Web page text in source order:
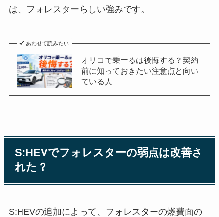
は、フォレスターらしい強みです。
あわせて読みたい
オリコで乗ーるは後悔する？契約
前に知っておきたい注意点と向い
ている人
S:HEVでフォレスターの弱点は改善さ
れた？
S:HEVの追加によって、フォレスターの燃費面の